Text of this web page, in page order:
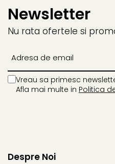
Newsletter
Nu rata ofertele si
Vreau sa primesc
Afla mai multe in Politica
Despre Noi